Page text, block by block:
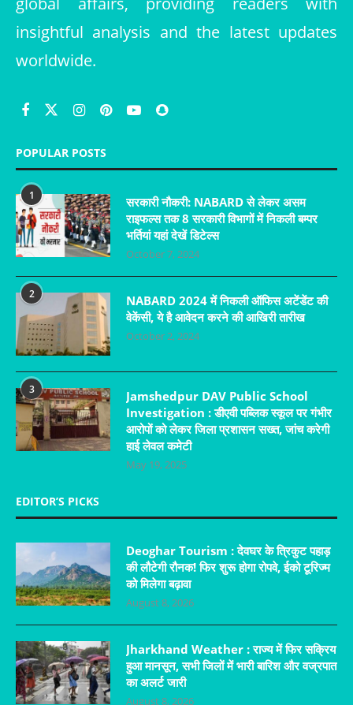
insightful analysis and the latest updates
worldwide.
POPULAR POSTS
1
सरकारी नौकरी: NABARD से लेकर असम
राइफल्स तक 8 सरकारी विभागों में निकली बम्पर
भर्तियां यहां देखें डिटेल्स
October 7, 2024
2
NABARD 2024 में निकली ऑफिस अटेंडेंट की
वेकेंसी, ये है आवेदन करने की आखिरी तारीख
October 2, 2024
3
Jamshedpur DAV Public School
Investigation : डीएवी पब्लिक स्कूल पर गंभीर
आरोपों को लेकर जिला प्रशासन सख्त, जांच करेगी
हाई लेवल कमेटी
May 19, 2025
EDITOR’S PICKS
Deoghar Tourism : देवघर के त्रिकुट पहाड़
की लौटेगी रौनक! फिर शुरू होगा रोपवे, ईको टूरिज्म
को मिलेगा बढ़ावा
August 8, 2026
Jharkhand Weather : राज्य में फिर सक्रिय
हुआ मानसून, सभी जिलों में भारी बारिश और वज्रपात
का अलर्ट जारी
August 8, 2026